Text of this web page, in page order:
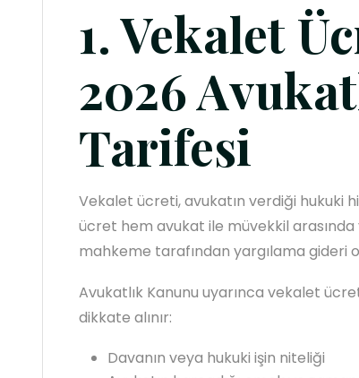
1. Vekalet
2026
Tarifesi
Vekalet ücreti, avukatın verdiği hukuki
ücret hem avukat ile müvekkil
mahkeme tarafından yargılama gideri
Avukatlık Kanunu uyarınca vekalet
dikkate alınır:
Davanın veya hukuki işin niteliği